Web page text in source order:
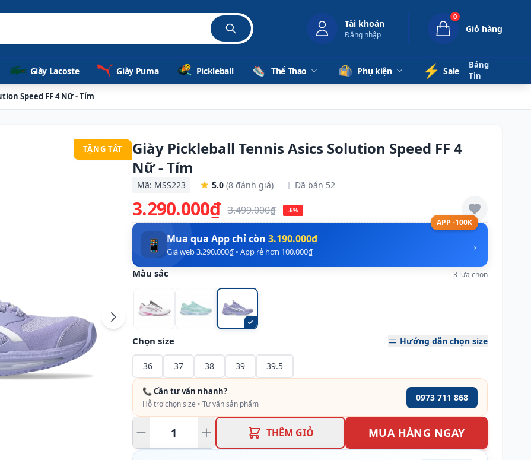
Tài khoản
Đăng nhập
0
Giỏ hàng
Giày Lacoste Giày Puma Pickleball Thể Thao Phụ kiện ⚡️ Sale
Bảng
Tin
Speed FF 4 Nữ - Tím
TẶNG TẤT
Giày Pickleball Tennis Asics Solution Speed FF 4
Nữ - Tím
Mã: MSS223 5.0 (8 đánh giá) Đã bán 52
3.290.000₫ 3.499.000₫ -6%
APP -100K
→
📱 Mua qua App chỉ còn 3.190.000₫
Giá web 3.290.000₫ • App rẻ hơn 100.000₫
Màu sắc 3 lựa chọn
Chọn size Hướng dẫn chọn size
36 37 38 39 39.5
📞 Cần tư vấn nhanh?
Hỗ trợ chọn size • Tư vấn sản phẩm
0973 711 868
THÊM GIỎ MUA HÀNG NGAY